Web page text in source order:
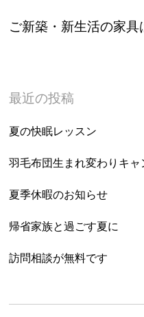
ご新築・新生活の家
最近の投稿
夏の快眠レッスン
羽毛布団生まれ変わりキャ
夏季休暇のお知らせ
帰省家族と過ごす夏に
訪問相談が無料です